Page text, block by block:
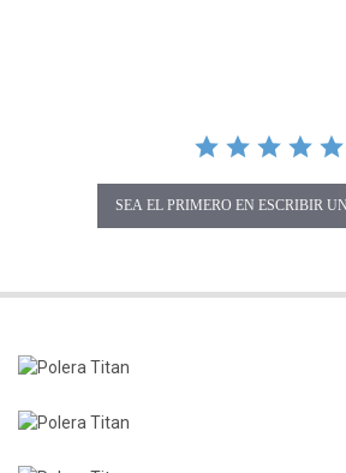
SEA EL PRIMERO EN ESCRIBIR